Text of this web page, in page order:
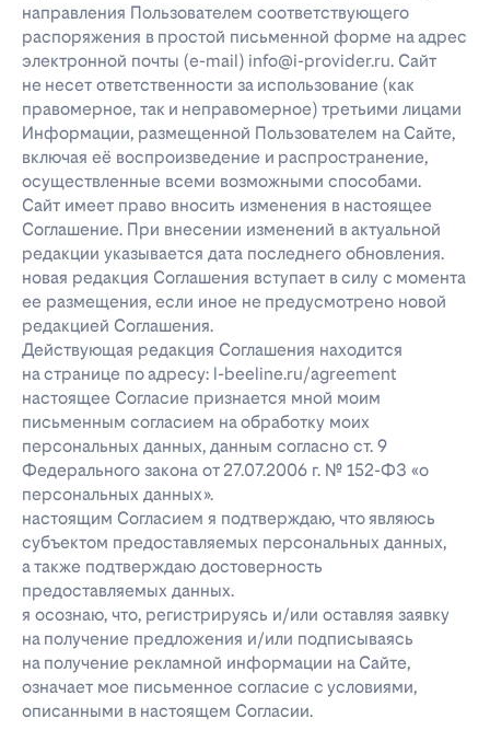
направления Пользователем соответствующего
распоряжения в простой письменной форме на адрес
электронной почты (e-mail) info@i-provider.ru. Сайт
не несет ответственности за использование (как
правомерное, так и неправомерное) третьими лицами
Информации, размещенной Пользователем на Сайте,
включая её воспроизведение и распространение,
осуществленные всеми возможными способами.
Сайт имеет право вносить изменения в настоящее
Соглашение. При внесении изменений в актуальной
редакции указывается дата последнего обновления.
новая редакция Соглашения вступает в силу с момента
ее размещения, если иное не предусмотрено новой
редакцией Соглашения.
Действующая редакция Соглашения находится
на странице по адресу: l-beeline.ru/agreement
настоящее Согласие признается мной моим
письменным согласием на обработку моих
персональных данных, данным согласно ст. 9
Федерального закона от 27.07.2006 г. № 152-ФЗ «о
персональных данных».
настоящим Согласием я подтверждаю, что являюсь
субъектом предоставляемых персональных данных,
а также подтверждаю достоверность
предоставляемых данных.
я осознаю, что, регистрируясь и/или оставляя заявку
на получение предложения и/или подписываясь
на получение рекламной информации на Сайте,
означает мое письменное согласие с условиями,
описанными в настоящем Согласии.